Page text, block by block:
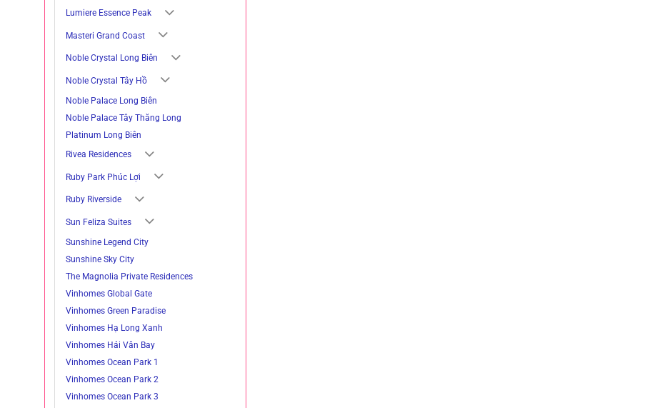
Lumiere Essence Peak
Masteri Grand Coast
Noble Crystal Long Biên
Noble Crystal Tây Hồ
Noble Palace Long Biên
Noble Palace Tây Thăng Long
Platinum Long Biên
Rivea Residences
Ruby Park Phúc Lợi
Ruby Riverside
Sun Feliza Suites
Sunshine Legend City
Sunshine Sky City
The Magnolia Private Residences
Vinhomes Global Gate
Vinhomes Green Paradise
Vinhomes Hạ Long Xanh
Vinhomes Hải Vân Bay
Vinhomes Ocean Park 1
Vinhomes Ocean Park 2
Vinhomes Ocean Park 3